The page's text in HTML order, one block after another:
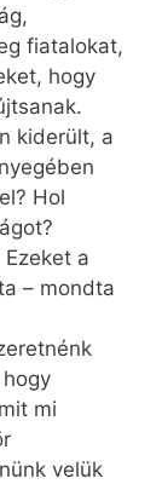
fiatalokat,
hogy
kiderült, a
Hol
a
– mondta
mi
velük